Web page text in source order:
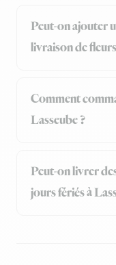
Peut-on ajouter
livraison de
Comment
Lasseube ?
Peut-on livrer
jours fériés à